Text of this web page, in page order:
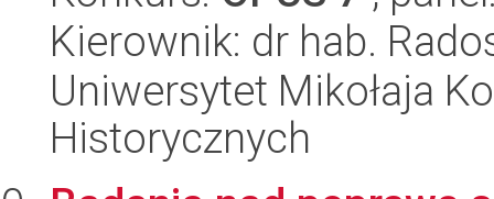
Kierownik: dr hab.
Uniwersytet Mikołaja
Historycznych